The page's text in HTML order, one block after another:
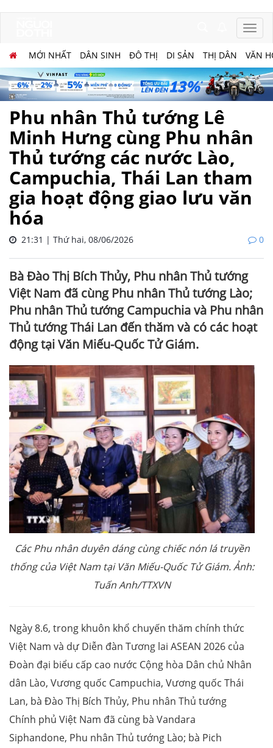
MỚI NHẤT DÂN SINH ĐÔ THỊ DI SẢN THỊ DÂN VĂN
Phu nhân Thủ tướng Lê
Minh Hưng cùng Phu nhân
Thủ tướng các nước Lào,
Campuchia, Thái Lan tham
gia hoạt động giao lưu văn
hóa
21:31 | Thứ hai, 08/06/2026 0
Bà Đào Thị Bích Thủy, Phu nhân Thủ tướng
Việt Nam đã cùng Phu nhân Thủ tướng Lào;
Phu nhân Thủ tướng Campuchia và Phu nhân
Thủ tướng Thái Lan đến thăm và có các hoạt
động tại Văn Miếu-Quốc Tử Giám.
Các Phu nhân duyên dáng cùng chiếc nón lá truyền
thống của Việt Nam tại Văn Miếu-Quốc Tử Giám. Ảnh:
Tuấn Anh/TTXVN
Ngày 8.6, trong khuôn khổ chuyến thăm chính thức
Việt Nam và dự Diễn đàn Tương lai ASEAN 2026 của
Đoàn đại biểu cấp cao nước Cộng hòa Dân chủ Nhân
dân Lào, Vương quốc Campuchia, Vương quốc Thái
Lan, bà Đào Thị Bích Thủy, Phu nhân Thủ tướng
Chính phủ Việt Nam đã cùng bà Vandara
Siphandone, Phu nhân Thủ tướng Lào; bà Pich